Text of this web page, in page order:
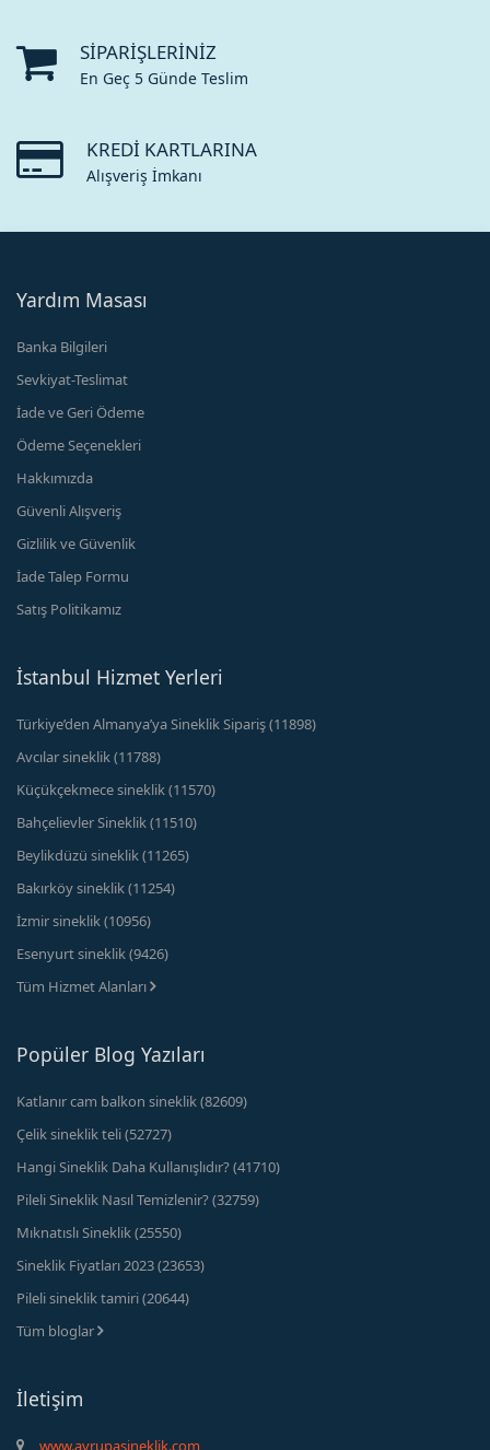
SIPARIŞLERINIZ
En Geç 5 Günde Teslim
KREDI KARTLARINA
Alışveriş İmkanı
Yardım Masası
Banka Bilgileri
Sevkiyat-Teslimat
İade ve Geri Ödeme
Ödeme Seçenekleri
Hakkımızda
Güvenli Alışveriş
Gizlilik ve Güvenlik
İade Talep Formu
Satış Politikamız
İstanbul Hizmet Yerleri
Türkiye’den Almanya’ya Sineklik Sipariş (11898)
Avcılar sineklik (11788)
Küçükçekmece sineklik (11570)
Bahçelievler Sineklik (11510)
Beylikdüzü sineklik (11265)
Bakırköy sineklik (11254)
İzmir sineklik (10956)
Esenyurt sineklik (9426)
Tüm Hizmet Alanları
Popüler Blog Yazıları
Katlanır cam balkon sineklik (82609)
Çelik sineklik teli (52727)
Hangi Sineklik Daha Kullanışlıdır? (41710)
Pileli Sineklik Nasıl Temizlenir? (32759)
Mıknatıslı Sineklik (25550)
Sineklik Fiyatları 2023 (23653)
Pileli sineklik tamiri (20644)
Tüm bloglar
İletişim
www.avrupasineklik.com